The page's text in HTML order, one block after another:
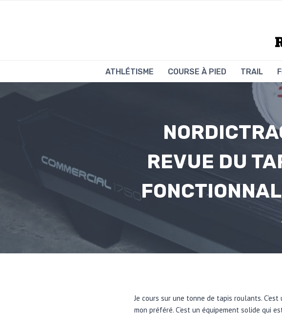
ATHLÉTISME COURSE À PIED TRAIL
REVUE DU
Je cours sur une tonne de tapis roulants.
mon préféré. C’est un équipement solide qui